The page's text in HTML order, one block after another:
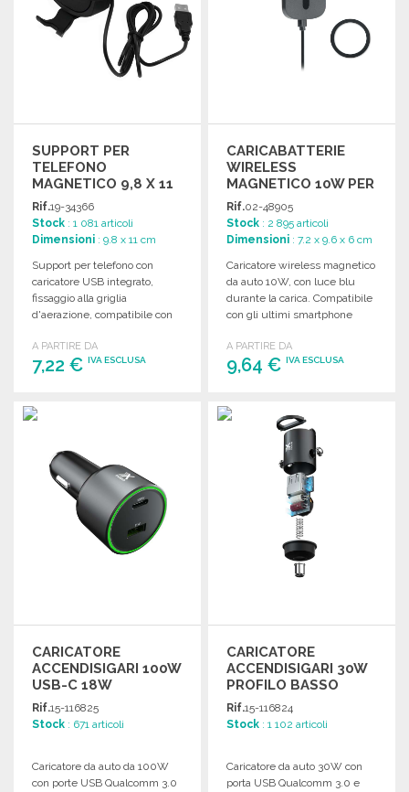
SUPPORT PER
TELEFONO
MAGNETICO 9,8 X 11
CM
Rif.19-34366
Stock : 1 081 articoli
Dimensioni : 9.8 x 11 cm
Support per telefono con
caricatore USB integrato,
fissaggio alla griglia
d'aerazione, compatibile con
compatte e peso leggero.
A PARTIRE DA
7,22 € IVA ESCLUSA
CARICABATTERIE
WIRELESS
MAGNETICO 10W PER
AUTO
Rif.02-48905
Stock : 2 895 articoli
Dimensioni : 7.2 x 9.6 x 6 cm
Caricatore wireless magnetico
da auto 10W, con luce blu
durante la carica. Compatibile
con gli ultimi smartphone
A PARTIRE DA
9,64 €IVA ESCLUSA
Richiedi un preventivo
CARICATORE
ACCENDISIGARI 100W
USB-C 18W
Rif.15-116825
Stock : 671 articoli
Caricatore da auto da 100W
con porte USB Qualcomm 3.0
CARICATORE
ACCENDISIGARI 30W
PROFILO BASSO
Rif.15-116824
Stock : 1 102 articoli
Caricatore da auto 30W con
porta USB Qualcomm 3.0 e